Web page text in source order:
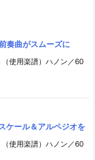
奏曲がスムーズに
使用楽譜）ハノン／60
ケール＆アルペジオを
使用楽譜）ハノン／60